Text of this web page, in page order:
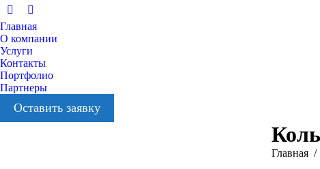
Вконтакте
YouTube
Главная
О компании
Услуги
Контакты
Портфолио
Партнеры
Оставить заявку
Вы здесь:
Главная